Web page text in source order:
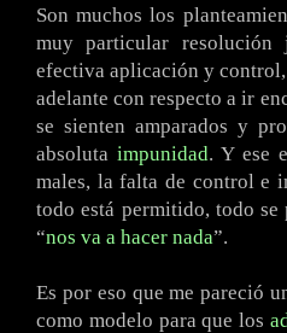
Son muchos los
muy particular
efectiva aplicación y
adelante con respecto a ir
se sienten amparados y
absolutaimpunidad. Y ese
males, la falta de control e
todo está permitido, todo
“nos va a hacer nada”.
Es por eso que me pareció
como modelo para que los